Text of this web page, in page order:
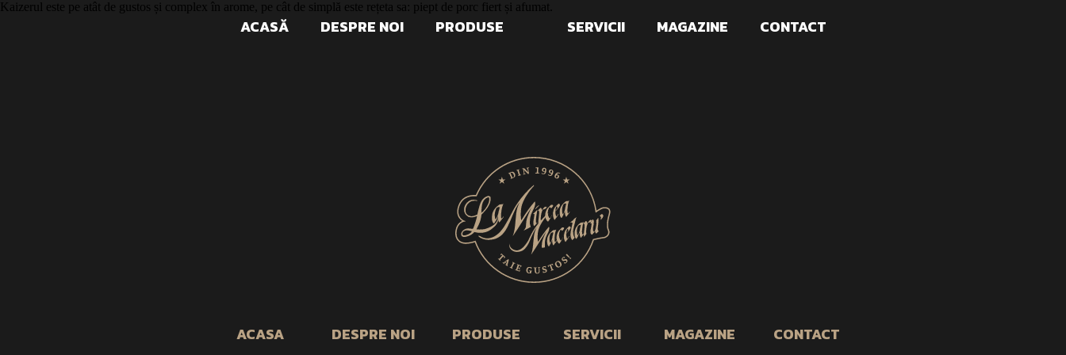
ACASĂ DESPRE NOI PRODUSE SERVICII MAGAZINE CONTACT
Kaizerul este pe atât de gustos și complex în arome, pe cât de simplă este rețeta sa: piept de porc fiert și afumat.
ACASA DESPRE NOI PRODUSE SERVICII MAGAZINE CONTACT